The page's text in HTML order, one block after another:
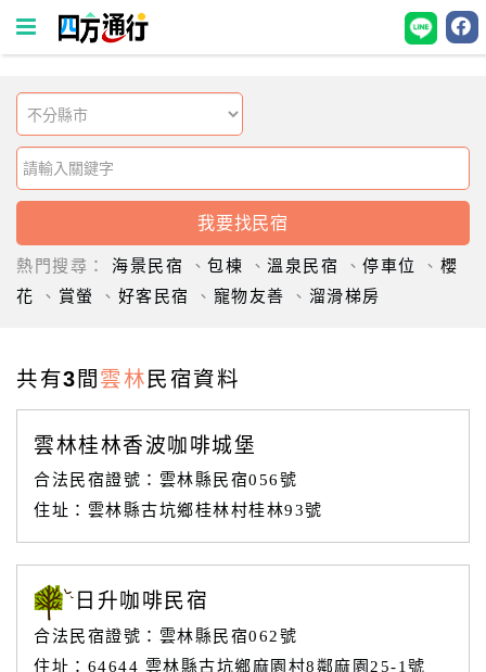
四
方
通
訂
房
接
跟
飯
店
訂
房
HOT
熱門搜尋： 海景民宿 、 包棟 、 溫泉民宿 、 停車位 、 櫻
花 、 賞螢 、 好客民宿 、 寵物友善 、 溜滑梯房
共有3間 雲林 民宿資料
雲林桂林香波咖啡城堡
合法民宿證號：雲林縣民宿056號
住址：雲林縣古坑鄉桂林村桂林93號
日升咖啡民宿
合法民宿證號：雲林縣民宿062號
住址：64644 雲林縣古坑鄉麻園村8鄰麻園25-1號